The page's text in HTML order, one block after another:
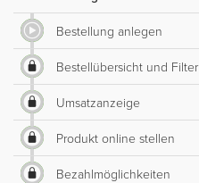
Bestellung anlegen
Bestellübersicht und Filter
Umsatzanzeige
Produkt online stellen
Bezahlmöglichkeiten